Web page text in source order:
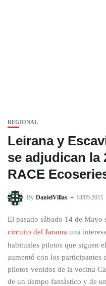
REGIONAL
Leirana y
se adjudican la
RACE
By DanielVillas 18/05/2011
El pasado sábado 14 de
circuito del Jarama una
habituales pilotos que siguen
aumentó con los participantes
pilotos venidos de la vecina
de un tiempo fantástico y de